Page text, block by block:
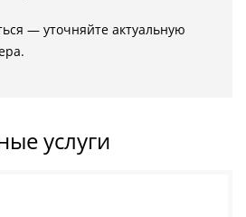
— уточняйте актуальную
услуги